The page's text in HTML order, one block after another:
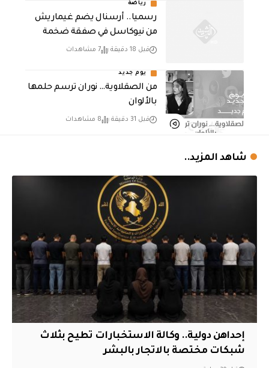
رياضة
رسميا.. أرسنال يضم غيماريش
من نيوكاسل في صفقة ضخمة
قبل 18 دقيقة 7 مشاهدات
يوم جديد
من الصقلاوية… نوران ترسم حلمها
بالألوان
قبل 31 دقيقة 8 مشاهدات
شاهد المزيد..
إحداهن دولية.. وكالة الاستخبارات تطيح بثلاث
شبكات مختصة بالاتجار بالبشر